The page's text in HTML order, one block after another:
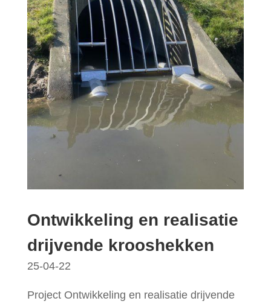
Ontwikkeling en realisatie
drijvende krooshekken
25-04-22
Project Ontwikkeling en realisatie drijvende